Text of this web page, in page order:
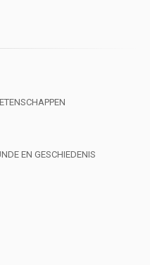
EN GESCHIEDENIS